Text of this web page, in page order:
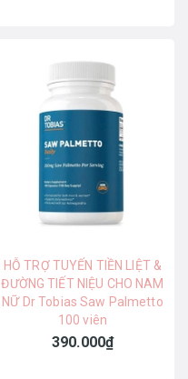
HỖ TRỢ TUYẾN TIỀN LIỆT &
ĐƯỜNG TIẾT NIỆU CHO NAM
NỮ Dr Tobias Saw Palmetto
100 viên
390.000₫